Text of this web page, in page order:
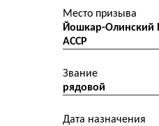
Место призыва
Йошкар-Олинский
АССР
Звание
рядовой
Дата назначения